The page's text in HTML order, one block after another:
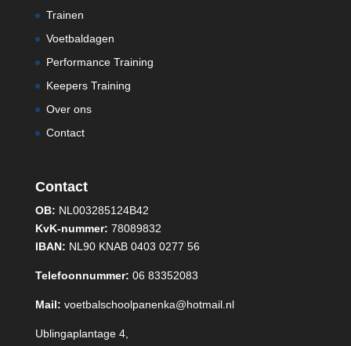
Trainen
Voetbaldagen
Performance Training
Keepers Training
Over ons
Contact
Contact
OB: NL003285124B42
KvK-nummer: 78089832
IBAN: NL90 KNAB 0403 0277 56
Telefoonnummer: 06 83352083
Mail: voetbalschoolpanenka@hotmail.nl
Ublingaplantage 4,